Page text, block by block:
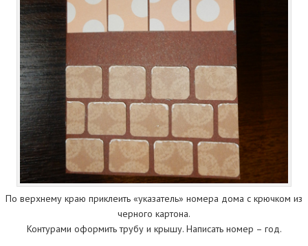
По верхнему краю приклеить «указатель» номера дома с крючком из
черного картона.
Контурами оформить трубу и крышу. Написать номер – год.